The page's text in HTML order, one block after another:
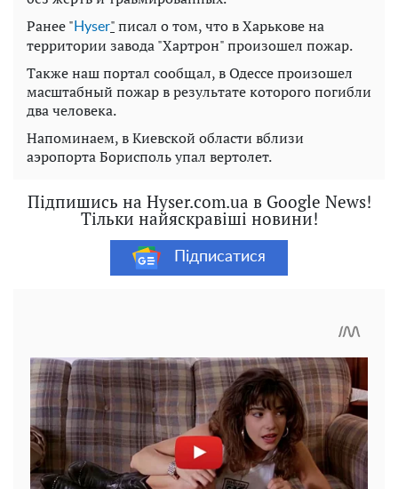
Ранее " Нyser"писал о том, что в Харькове на
территории завода "Хартрон" произошел пожар.
Также наш портал сообщал, в Одессе произошел
масштабный пожар в результате которого погибли
два человека.
Напоминаем, в Киевской области вблизи
аэропорта Борисполь упал вертолет.
Підпишись на Hyser.com.ua в Google News!
Тільки найяскравіші новини!
Підписатися